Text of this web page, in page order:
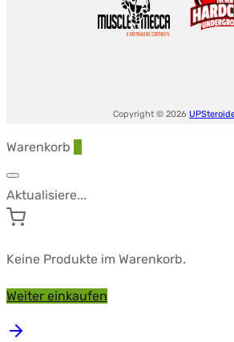
Copyright © 2026
Warenkorb
Aktualisiere...
Keine Produkte im Warenkorb.
Weiter einkaufen